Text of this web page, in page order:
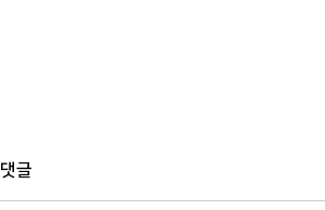
댓글